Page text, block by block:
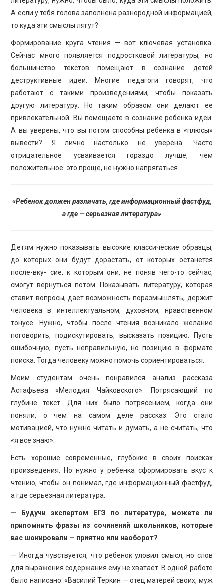
А если у тебя голова заполнена разнородной информацией,
то куда эти смыслы лягут?
Формирование круга чтения — вот ключевая установка.
Сейчас много появляется подростковой литературы, но
большинство текстов помещают в сознание детей
деструктивные идеи. Многие педагоги говорят, что
работают с такими произведениями, чтобы показать
другую литературу. Но таким образом они делают ее
привлекательной. Вы помещаете в сознание ребенка идеи.
А вы уверены, что вы потом способны ребенка в «плюсы»
вывести? Я лично настолько не уверена. Часто
отрицательное усваивается гораздо лучше, чем
положительное: это проще, не нужно напрягаться.
«Ребенок должен различать, где информационный фастфуд,
а где — серьезная литература»
Детям нужно показывать высокие классические образцы,
до которых они будут дорастать, от которых останется
после-вку- сие, к которым они, не поняв чего-то сейчас,
смогут вернуться потом. Показывать литературу, которая
ставит вопросы, дает возможность поразмышлять, держит
человека в интеллектуальном, духовном, нравственном
тонусе. Нужно, чтобы после чтения возникало желание
поговорить, подискутировать, высказать позицию. Пусть
ошибочную, пусть неправильную, но позицию в формате
поиска. Тогда человеку можно помочь сориентироваться.
Моим студентам очень понравился анализ рассказа
Астафьева «Мелодия Чайковского». Потрясающий по
глубине текст. Для них было потрясением, когда они
поняли, о чем на самом деле рассказ. Это стало
мотивацией, что нужно читать и думать, а не считать, что
«я все знаю».
Есть хорошие современные, глубокие в своих поисках
произведения. Но нужно у ребенка сформировать вкус к
чтению, чтобы он понимал, где информационный фастфуд,
а где серьезная литература.
— Будучи экспертом ЕГЭ по литературе, можете ли
припомнить фразы из сочинений школьников, которые
вас шокировали — приятно или наоборот?
— Иногда чувствуется, что ребенок уловил смысл, но слов
для выражения содержания ему не хватает. В одной работе
было написано: «Василий Теркин — отец матерей своих, муж